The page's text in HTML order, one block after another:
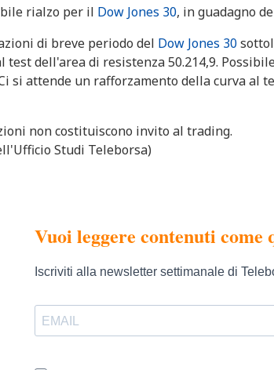
rialzo per il Dow Jones 30, in guadagno
di breve periodo del Dow Jones 30
test dell'area di resistenza 50.214,9.
si attende un rafforzamento della curva al
non costituiscono invito al trading.
Studi Teleborsa)